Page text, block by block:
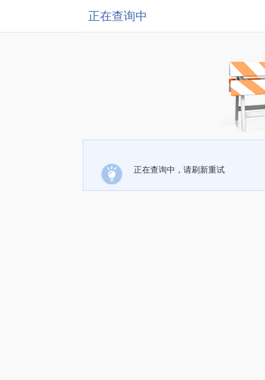
正在查询中
正在查询中，请刷新重试